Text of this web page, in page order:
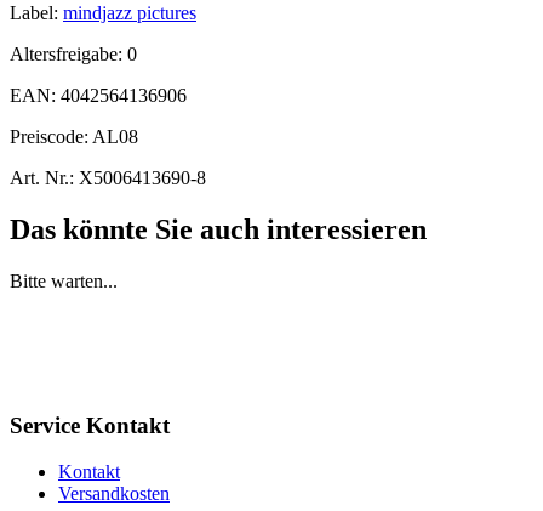
Label: mindjazz pictures
Altersfreigabe: 0
EAN: 4042564136906
Preiscode: AL08
Art. Nr.: X5006413690-8
Das könnte Sie auch interessieren
Bitte warten...
Service Kontakt
Kontakt
Versandkosten